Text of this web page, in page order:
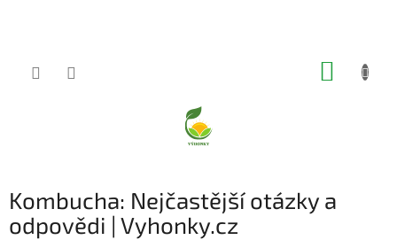
Kombucha: Nejčastější otázky a
odpovědi | Vyhonky.cz